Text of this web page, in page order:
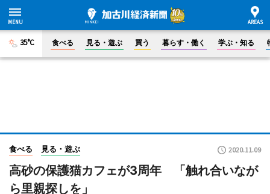
35°C 食べる 見る・遊ぶ 買う 暮らす・働く 学ぶ・知る
食べる 見る・遊ぶ 2020.11.09
高砂の保護猫カフェが3周年 「触れ合いなが
ら里親探しを」